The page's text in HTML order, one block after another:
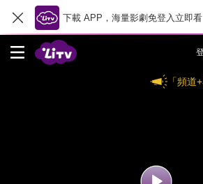
下載 APP，海量影劇免登入立即看
「頻